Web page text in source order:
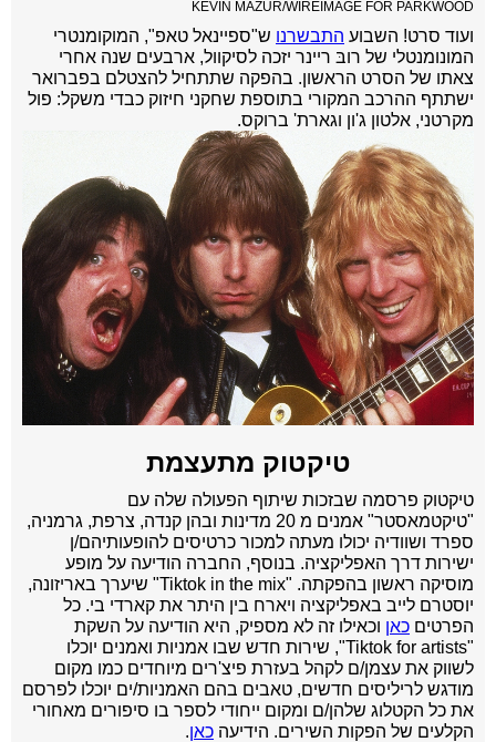
KEVIN MAZUR/WIREIMAGE FOR PARKWOOD
ועוד סרט! השבוע התבשרנו ש"ספיינאל טאפ", המוקומנטרי
המונומנטלי של רובּ ריינר יזכה לסיקוול, ארבעים שנה אחרי
צאתו של הסרט הראשון. בהפקה שתתחיל להצטלם בפברואר
ישתתף ההרכב המקורי בתוספת שחקני חיזוק כבדי משקל: פול
מקרטני, אלטון ג'ון וגארת' ברוקס.
טיקטוק מתעצמת
טיקטוק פרסמה שבזכות שיתוף הפעולה שלה עם
"טיקטמאסטר" אמנים מ 20 מדינות ובהן קנדה, צרפת, גרמניה,
ספרד ושוודיה יכולו מעתה למכור כרטיסים להופעותיהם/ן
ישירות דרך האפליקציה. בנוסף, החברה הודיעה על מופע
מוסיקה ראשון בהפקתה. "Tiktok in the mix" שיערך באריזונה,
יוסטרם לייב באפליקציה ויארח בין היתר את קארדי בי. כל
הפרטים כאן וכאילו זה לא מספיק, היא הודיעה על השקת
"Tiktok for artists", שירות חדש שבו אמניות ואמנים יוכלו
לשווק את עצמן/ם לקהל בעזרת פיצ'רים מיוחדים כמו מקום
מודגש לריליסים חדשים, טאבים בהם האמניות/ים יוכלו לפרסם
את כל הקטלוג שלהן/ם ומקום ייחודי לספר בו סיפורים מאחורי
הקלעים של הפקות השירים. הידיעה כאן.